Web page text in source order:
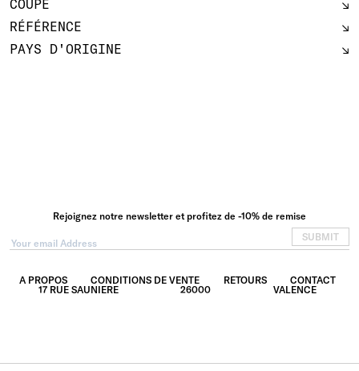
COUPE
RÉFÉRENCE
PAYS D'ORIGINE
A PROPOS CONDITIONS DE VENTE RETOURS
CONTACT
17 RUE SAUNIERE
26000 VALENCE
Rejoignez notre newsletter et profitez de -10% de remise
SUBMIT